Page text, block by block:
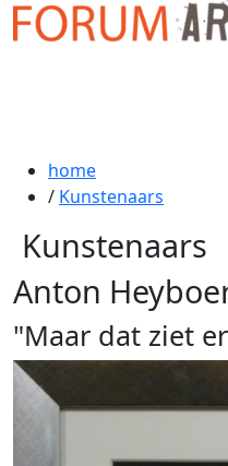
home
/ Kunstenaars
Kunstenaars
Anton
"Maar dat ziet